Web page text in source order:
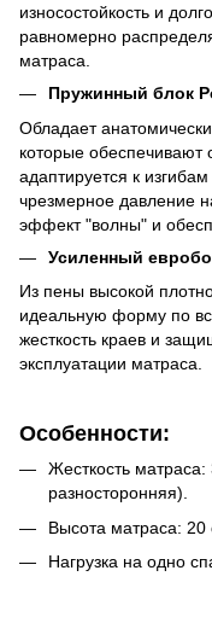
износостойкость и
равномерно
матраса.
Пружинный блок
Обладает
которые обеспечивают
адаптируется к
чрезмерное давление
эффект "волны" и
Усиленный
Из пены высокой
идеальную форму по
жесткость краев и
эксплуатации матраса.
Особенности:
Жесткость
разносторонняя).
Высота матраса: 20
Нагрузка на одно